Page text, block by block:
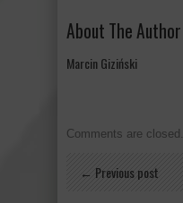
About The Author
Marcin Giziński
Comments are closed.
← Previous post